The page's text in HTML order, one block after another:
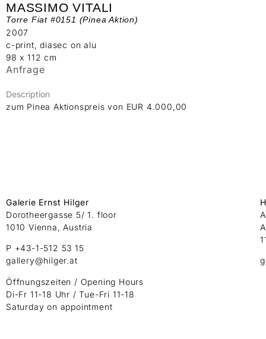
MASSIMO VITALI
Torre Fiat #0151 (Pinea Aktion)
2007
c-print, diasec on alu
98 x 112 cm
Anfrage
Description
zum Pinea Aktionspreis von EUR 4.000,00
Galerie Ernst Hilger
Dorotheergasse 5/ 1. floor
1010 Vienna, Austria
P +43-1-512 53 15
gallery@hilger.at
Öffnungszeiten / Opening Hours
Di-Fr 11-18 Uhr / Tue-Fri 11-18
Saturday on appointment